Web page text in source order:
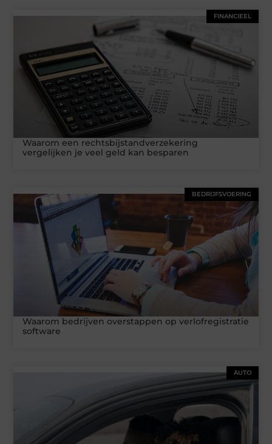
FINANCIEEL
Waarom een rechtsbijstandverzekering
vergelijken je veel geld kan besparen
BEDRIJFSVOERING
Waarom bedrijven overstappen op verlofregistratie
software
AUTO